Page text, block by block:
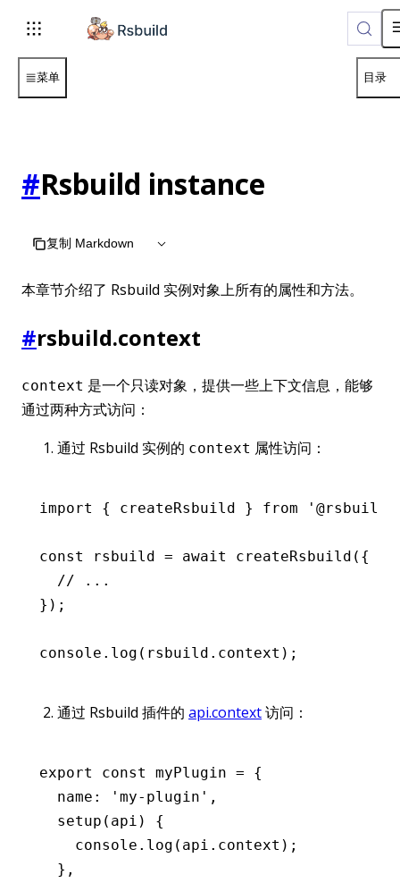
菜单 目录
#Rsbuild instance
复制 Markdown
本章节介绍了 Rsbuild 实例对象上所有的属性和方法。
#rsbuild.context
context 是一个只读对象，提供一些上下文信息，能够
通过两种方式访问：
通过 Rsbuild 实例的 context 属性访问：
import { createRsbuild } from
const rsbuild = await createRsbuild ({
  // ...
});
console .log ( rsbuild .context);
通过 Rsbuild 插件的 api.context访问：
export const myPlugin = {
  name
: 'my-plugin' ,
  setup
(api) {
    console
.log ( api .context);
  }
,